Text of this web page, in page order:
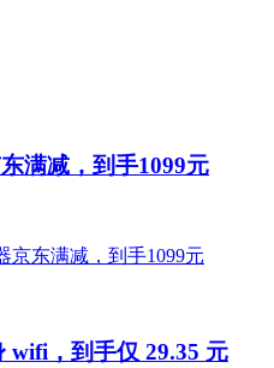
满减，到手1099元
wifi，到手仅 29.35 元